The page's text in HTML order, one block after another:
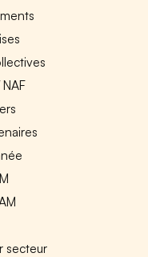
secteur